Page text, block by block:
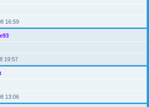
16:59
19:57
13:06